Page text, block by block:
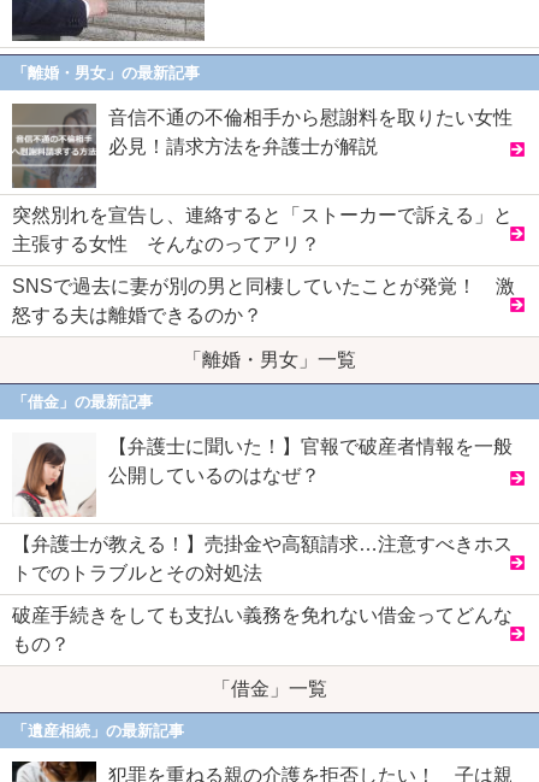
「離婚・男女」の最新記事
音信不通の不倫相手から慰謝料を取りたい女性
必見！請求方法を弁護士が解説
突然別れを宣告し、連絡すると「ストーカーで訴える」と
主張する女性 そんなのってアリ？
SNSで過去に妻が別の男と同棲していたことが発覚！ 激
怒する夫は離婚できるのか？
「離婚・男女」一覧
「借金」の最新記事
【弁護士に聞いた！】官報で破産者情報を一般
公開しているのはなぜ？
【弁護士が教える！】売掛金や高額請求…注意すべきホス
トでのトラブルとその対処法
破産手続きをしても支払い義務を免れない借金ってどんな
もの？
「借金」一覧
「遺産相続」の最新記事
犯罪を重ねる親の介護を拒否したい！ 子は親